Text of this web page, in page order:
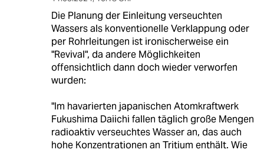
Die Planung der Einleitung verseuchten
Wassers als konventionelle Verklappung oder
per Rohrleitungen ist ironischerweise ein
"Revival", da andere Möglichkeiten
offensichtlich dann doch wieder verworfen
wurden:
"Im havarierten japanischen Atomkraftwerk
Fukushima Daiichi fallen täglich große Mengen
radioaktiv verseuchtes Wasser an, das auch
hohe Konzentrationen an Tritium enthält. Wie